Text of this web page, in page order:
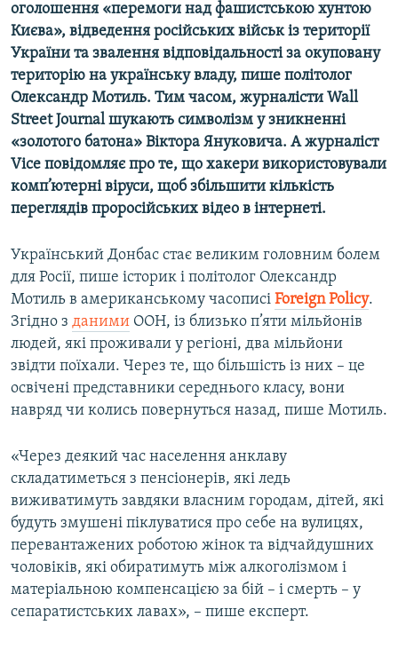
Усі сайти RFE/RL
оголошення «перемоги над фашистською хунтою
Києва», відведення російських військ із території
України та звалення відповідальності за окуповану
територію на українську владу​, пише політолог
Олександр Мотиль. Тим часом, журналісти Wall
Street Journal шукають символізм у зникненні
«золотого батона» Віктора Януковича. А журналіст
Vicе повідомляє про те, що хакери використовували
комп’ютерні віруси, щоб збільшити кількість
переглядів проросійських відео в інтернеті.
Український Донбас стає великим головним болем
для Росії, пише історик і політолог Олександр
Мотиль в американському часописі ForeignPolicy.
Згідно з даними ООН, із близько п’яти мільйонів
людей, які проживали у регіоні, два мільйони
звідти поїхали. Через те, що більшість із них – це
освічені представники середнього класу, вони
навряд чи колись повернуться назад, пише Мотиль.
«Через деякий час населення анклаву
складатиметься з пенсіонерів, які ледь
виживатимуть завдяки власним городам, дітей, які
будуть змушені піклуватися про себе на вулицях,
перевантажених роботою жінок та відчайдушних
чоловіків, які обиратимуть між алкоголізмом і
матеріальною компенсацією за бій – і смерть – у
сепаратистських лавах», – пише експерт.